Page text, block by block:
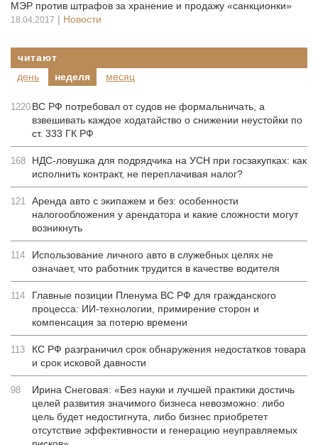
МЭР против штрафов за хранение и продажу «санкционки»
18.04.2017 | Новости
читают
день
неделя месяц
1220 ВС РФ потребовал от судов не формальничать, а
взвешивать каждое ходатайство о снижении неустойки по
ст. 333 ГК РФ
168
НДС-ловушка для подрядчика на УСН при госзакупках: как
исполнить контракт, не переплачивая налог?
121 Аренда авто с экипажем и без: особенности
налогообложения у арендатора и какие сложности могут
возникнуть
114
Использование личного авто в служебных целях не
означает, что работник трудится в качестве водителя
114
Главные позиции Пленума ВС РФ для гражданского
процесса: ИИ-технологии, примирение сторон и
компенсация за потерю времени
113
КС РФ разграничил срок обнаружения недостатков товара
и срок исковой давности
98
Ирина Снеговая: «Без науки и лучшей практики достичь
целей развития значимого бизнеса невозможно: либо
цель будет недостигнута, либо бизнес приобретет
отсутствие эффективности и генерацию неуправляемых